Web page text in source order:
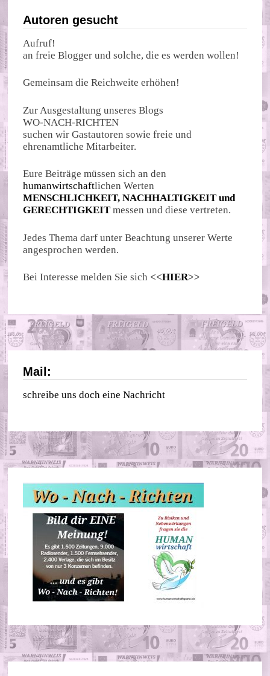
Autoren gesucht
Aufruf!
an freie Blogger und solche, die es werden wollen!
Gemeinsam die Reichweite erhöhen!
Zur Ausgestaltung unseres Blogs
WO-NACH-RICHTEN
suchen wir Gastautoren sowie freie und
ehrenamtliche Mitarbeiter.
Eure Beiträge müssen sich an den
humanwirtschaftlichen Werten
MENSCHLICHKEIT, NACHHALTIGKEIT und
GERECHTIGKEIT messen und diese vertreten.
Jedes Thema darf unter Beachtung unserer Werte
angesprochen werden.
Bei Interesse melden Sie sich <<HIER>>
Mail:
schreibe uns doch eine Nachricht